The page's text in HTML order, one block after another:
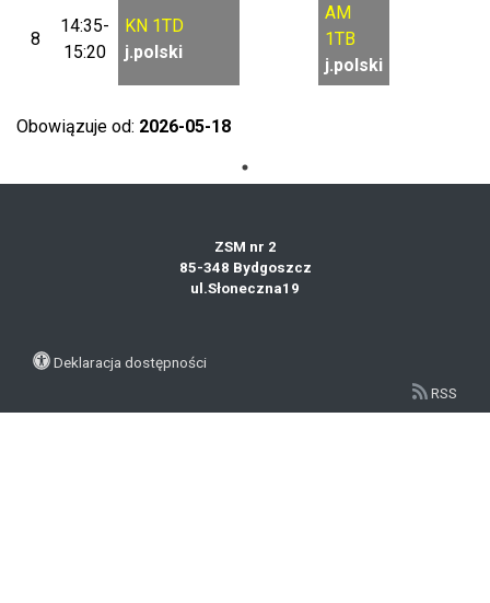
8
14:35-
15:20
KN 1TD
j.polski
AM
1TB
j.polski
Obowiązuje od: 2026-05-18
ZSM nr 2
85-348 Bydgoszcz
ul.Słoneczna19
Deklaracja dostępności
RSS